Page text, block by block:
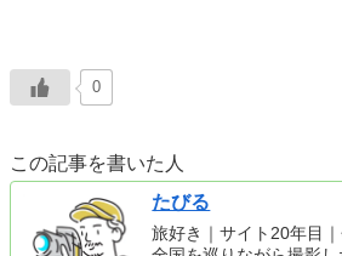
0
この記事を書いた人
たびる
旅好き｜サイト20年目